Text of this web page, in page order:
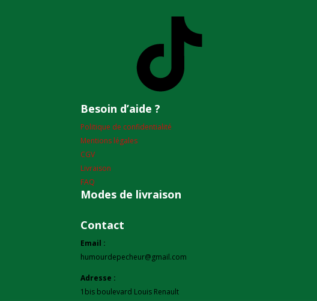
Besoin d’aide ?
Politique de confidentialité
Mentions légales
CGV
Livraison
FAQ
Modes de livraison
Contact
Email :
humourdepecheur@gmail.com
Adresse :
1bis boulevard Louis Renault